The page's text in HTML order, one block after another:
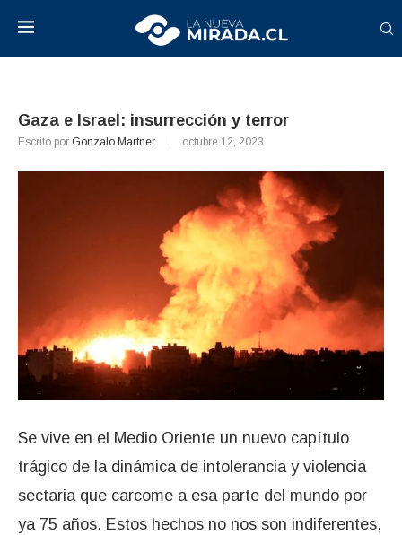
Gaza e Israel: insurrección y terror
Escrito por Gonzalo Martner octubre 12, 2023
Se vive en el Medio Oriente un nuevo capítulo
trágico de la dinámica de intolerancia y violencia
sectaria que carcome a esa parte del mundo por
ya 75 años. Estos hechos no nos son indiferentes,